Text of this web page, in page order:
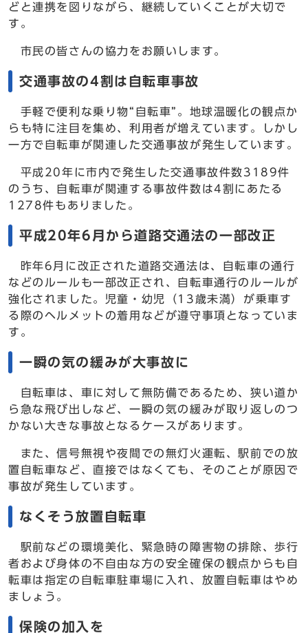
どと連携を図りながら、継続していくことが大切で
す。
市民の皆さんの協力をお願いします。
交通事故の4割は自転車事故
手軽で便利な乗り物“自転車”。地球温暖化の観点か
らも特に注目を集め、利用者が増えています。しかし
一方で自転車が関連した交通事故が発生しています。
平成20年に市内で発生した交通事故件数3189件
のうち、自転車が関連する事故件数は4割にあたる
1278件もありました。
平成20年6月から道路交通法の一部改正
昨年6月に改正された道路交通法は、自転車の通行
などのルールも一部改正され、自転車通行のルールが
強化されました。児童・幼児（13歳未満）が乗車す
る際のヘルメットの着用などが遵守事項となっていま
す。
一瞬の気の緩みが大事故に
自転車は、車に対して無防備であるため、狭い道か
ら急な飛び出しなど、一瞬の気の緩みが取り返しのつ
かない大きな事故となるケースがあります。
また、信号無視や夜間での無灯火運転、駅前での放
置自転車など、直接ではなくても、そのことが原因で
事故が発生しています。
なくそう放置自転車
駅前などの環境美化、緊急時の障害物の排除、歩行
者および身体の不自由な方の安全確保の観点からも自
転車は指定の自転車駐車場に入れ、放置自転車はやめ
ましょう。
保険の加入を